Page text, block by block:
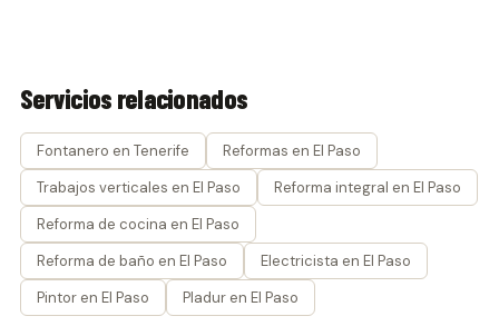
Servicios relacionados
Fontanero en Tenerife
Reformas en El Paso
Trabajos verticales en El Paso
Reforma integral en El Paso
Reforma de cocina en El Paso
Reforma de baño en El Paso
Electricista en El Paso
Pintor en El Paso
Pladur en El Paso